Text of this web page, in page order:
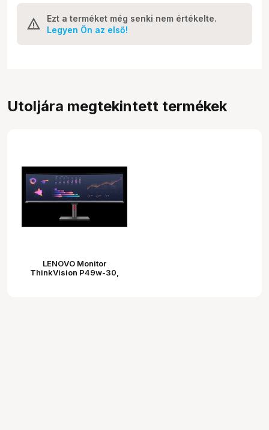
Ezt a terméket még senki nem értékelte.
Legyen Ön az első!
Utoljára megtekintett termékek
LENOVO Monitor
ThinkVision P49w-30,